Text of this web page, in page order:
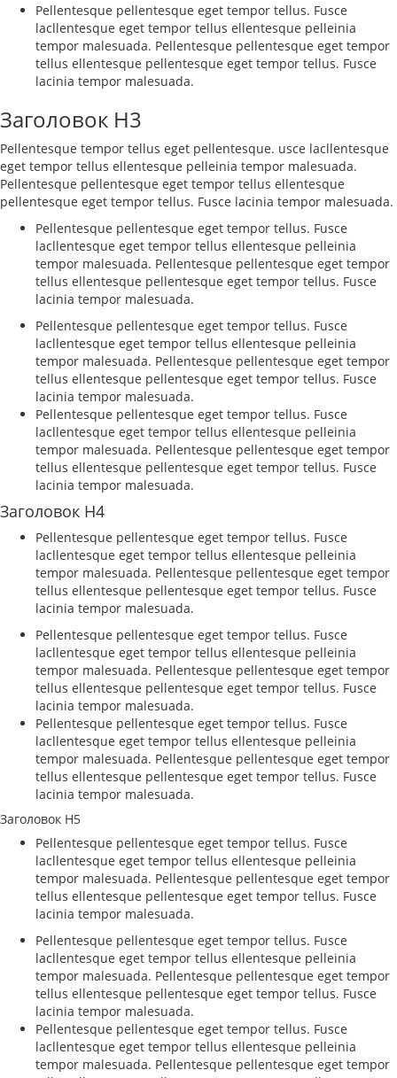
Pellentesque pellentesque eget tempor tellus. Fusce
lacllentesque eget tempor tellus ellentesque pelleinia
tempor malesuada. Pellentesque pellentesque eget tempor
tellus ellentesque pellentesque eget tempor tellus. Fusce
lacinia tempor malesuada.
Заголовок H3
Pellentesque tempor tellus eget pellentesque. usce lacllentesque
eget tempor tellus ellentesque pelleinia tempor malesuada.
Pellentesque pellentesque eget tempor tellus ellentesque
pellentesque eget tempor tellus. Fusce lacinia tempor malesuada.
Pellentesque pellentesque eget tempor tellus. Fusce
lacllentesque eget tempor tellus ellentesque pelleinia
tempor malesuada. Pellentesque pellentesque eget tempor
tellus ellentesque pellentesque eget tempor tellus. Fusce
lacinia tempor malesuada.
Pellentesque pellentesque eget tempor tellus. Fusce
lacllentesque eget tempor tellus ellentesque pelleinia
tempor malesuada. Pellentesque pellentesque eget tempor
tellus ellentesque pellentesque eget tempor tellus. Fusce
lacinia tempor malesuada.
Pellentesque pellentesque eget tempor tellus. Fusce
lacllentesque eget tempor tellus ellentesque pelleinia
tempor malesuada. Pellentesque pellentesque eget tempor
tellus ellentesque pellentesque eget tempor tellus. Fusce
lacinia tempor malesuada.
Заголовок H4
Pellentesque pellentesque eget tempor tellus. Fusce
lacllentesque eget tempor tellus ellentesque pelleinia
tempor malesuada. Pellentesque pellentesque eget tempor
tellus ellentesque pellentesque eget tempor tellus. Fusce
lacinia tempor malesuada.
Pellentesque pellentesque eget tempor tellus. Fusce
lacllentesque eget tempor tellus ellentesque pelleinia
tempor malesuada. Pellentesque pellentesque eget tempor
tellus ellentesque pellentesque eget tempor tellus. Fusce
lacinia tempor malesuada.
Pellentesque pellentesque eget tempor tellus. Fusce
lacllentesque eget tempor tellus ellentesque pelleinia
tempor malesuada. Pellentesque pellentesque eget tempor
tellus ellentesque pellentesque eget tempor tellus. Fusce
lacinia tempor malesuada.
Заголовок H5
Pellentesque pellentesque eget tempor tellus. Fusce
lacllentesque eget tempor tellus ellentesque pelleinia
tempor malesuada. Pellentesque pellentesque eget tempor
tellus ellentesque pellentesque eget tempor tellus. Fusce
lacinia tempor malesuada.
Pellentesque pellentesque eget tempor tellus. Fusce
lacllentesque eget tempor tellus ellentesque pelleinia
tempor malesuada. Pellentesque pellentesque eget tempor
tellus ellentesque pellentesque eget tempor tellus. Fusce
lacinia tempor malesuada.
Pellentesque pellentesque eget tempor tellus. Fusce
lacllentesque eget tempor tellus ellentesque pelleinia
tempor malesuada. Pellentesque pellentesque eget tempor